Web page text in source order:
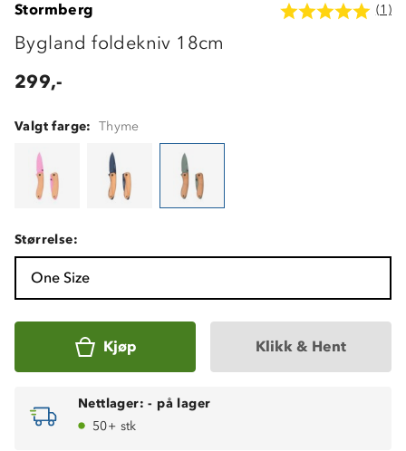
Stormberg (1)
Bygland foldekniv 18cm
299,-
Valgt farge: Thyme
Størrelse:
One Size
Kjøp Klikk & Hent
Nettlager: - på lager
50+ stk